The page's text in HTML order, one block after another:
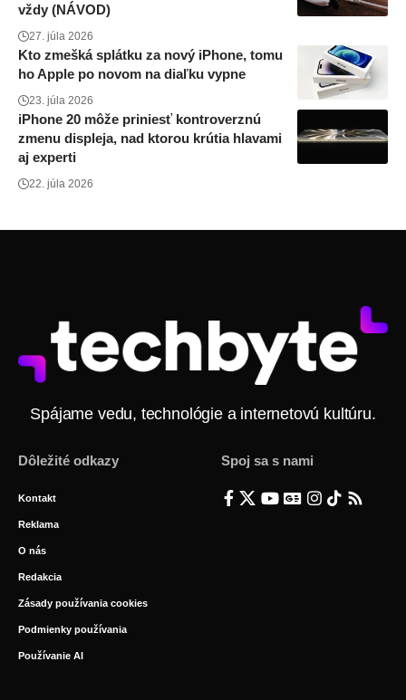
vždy (NÁVOD)
27. júla 2026
Kto zmešká splátku za nový iPhone, tomu
ho Apple po novom na diaľku vypne
23. júla 2026
iPhone 20 môže priniesť kontroverznú
zmenu displeja, nad ktorou krútia hlavami
aj experti
22. júla 2026
Spájame vedu, technológie a internetovú kultúru.
Dôležité odkazy
Kontakt
Reklama
O nás
Redakcia
Zásady používania cookies
Podmienky používania
Používanie AI
Spoj sa s nami